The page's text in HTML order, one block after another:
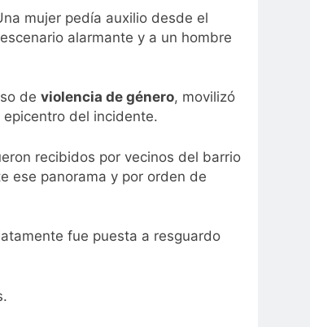
mujer pedía auxilio desde el
alarmante y a un hombre
de violencia de género, movilizó
epicentro del incidente.
recibidos por vecinos del barrio
ese panorama y por orden de
fue puesta a resguardo